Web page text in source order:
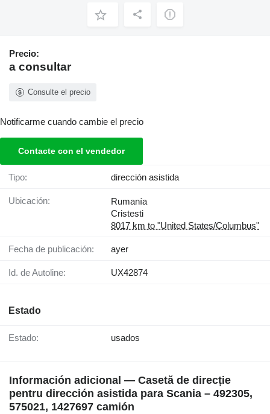
Precio:
a consultar
Consulte el precio
Notificarme cuando cambie el precio
Contacte con el vendedor
Tipo: dirección asistida
Ubicación:
Rumanía
Cristesti
8017 km to "United States/Columbus"
Fecha de publicación: ayer
Id. de Autoline: UX42874
Estado
Estado: usados
Información adicional — Casetă de direcție
pentru dirección asistida para Scania – 492305,
575021, 1427697 camión